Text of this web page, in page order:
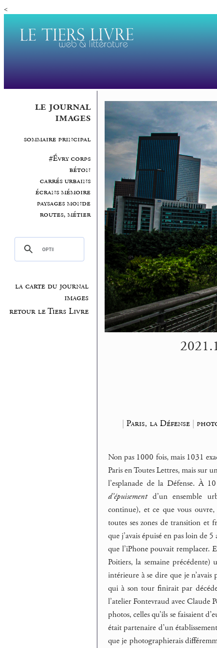
<
le journal
images
sommaire principal
#Évry corps
béton
carrés urbains
écrans mémoire
paysages monde
routes, métier
la carte du journal
images
retour le Tiers Livre
| Paris, la Défense|
Non pas 1000 fois, mais 1031
Paris en Toutes Lettres, mais sur
l’esplanade de la Défense. À
d’épuisementd’un ensemble
continue), et ce que vous
toutes ses zones de transition et
que j’avais épuisé en pas loin de
que l’iPhone pouvait remplacer.
Poitiers, la semaine
intérieure à se dire que je
qui à son tour finirait par
l’atelier Fontevraud avec Claude
photos, celles qu’ils se faisaient
était partenaire d’un
que je photographierais